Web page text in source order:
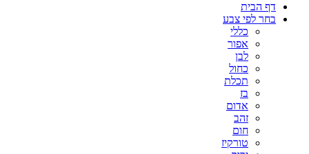
דף הבית
בחר לפי צבע
כללי
אפור
לבן
כחול
תכלת
בז
אדום
זהב
חום
טורקיז